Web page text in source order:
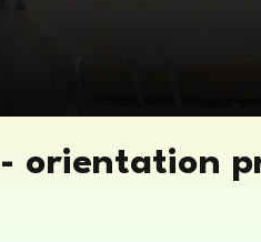
- orientation